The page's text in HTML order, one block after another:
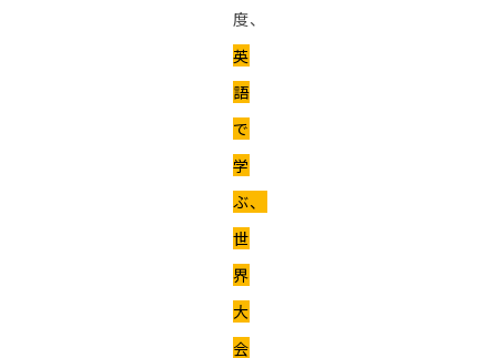
度、
英
語
で
学
ぶ、
世
界
大
会